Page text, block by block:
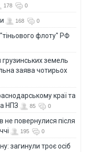
178 0
168 0
флоту" РФ
земель
заява чотирьох
краї та
НПЗ
85 0
не повернулися після
195 0
загинули троє осіб